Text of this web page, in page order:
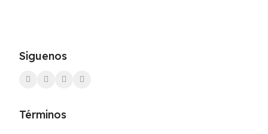
Siguenos
Términos